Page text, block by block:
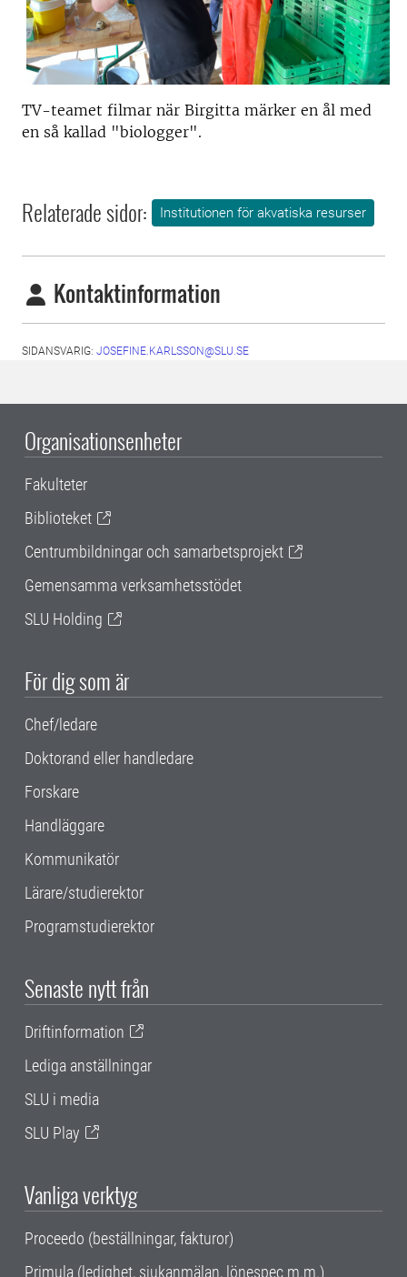
TV-teamet filmar när Birgitta märker en ål med
en så kallad "biologger".
Relaterade sidor: Institutionen för akvatiska resurser
Kontaktinformation
SIDANSVARIG: JOSEFINE.KARLSSON@SLU.SE
Organisationsenheter
Fakulteter
Biblioteket
Centrumbildningar och samarbetsprojekt
Gemensamma verksamhetsstödet
SLU Holding
För dig som är
Chef/ledare
Doktorand eller handledare
Forskare
Handläggare
Kommunikatör
Lärare/studierektor
Programstudierektor
Senaste nytt från
Driftinformation
Lediga anställningar
SLU i media
SLU Play
Vanliga verktyg
Proceedo (beställningar, fakturor)
Primula (ledighet, sjukanmälan, lönespec m.m.)